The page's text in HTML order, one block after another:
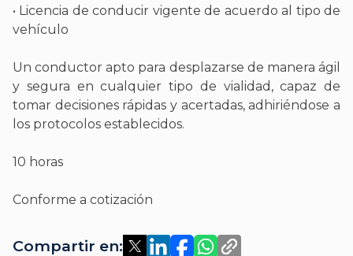
• Licencia de conducir vigente de acuerdo al tipo de
vehículo
Un conductor apto para desplazarse de manera ágil
y segura en cualquier tipo de vialidad, capaz de
tomar decisiones rápidas y acertadas, adhiriéndose a
los protocolos establecidos.
10 horas
Conforme a cotización
Compartir en: